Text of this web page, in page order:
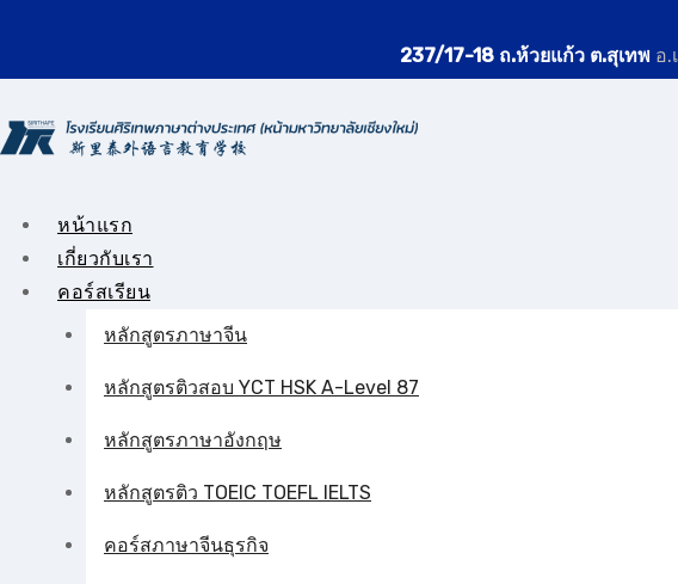
content
237/17-18 ถ.ห้วยแก้ว ต.สุเทพ อ.
หน้าแรก
เกี่ยวกับเรา
คอร์สเรียน
หลักสูตรภาษาจีน
หลักสูตรติวสอบ YCT HSK A-Level 87
หลักสูตรภาษาอังกฤษ
หลักสูตรติว TOEIC TOEFL IELTS
คอร์สภาษาจีนธุรกิจ